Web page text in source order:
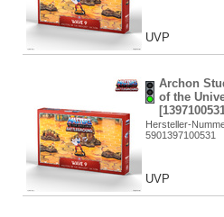
UVP
Archon
of the
Hersteller-
5901397100531
UVP